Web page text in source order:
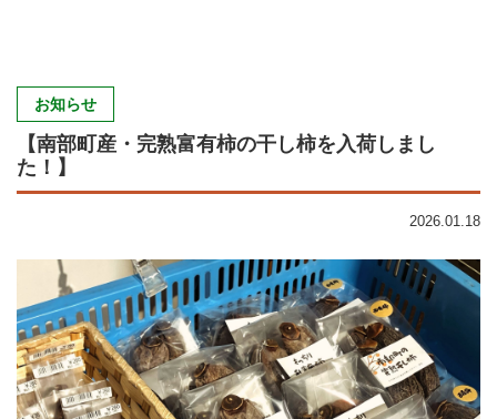
お知らせ
【南部町産・完熟富有柿の干し柿を入荷しまし
た！】
2026.01.18